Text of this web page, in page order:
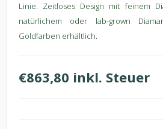
Linie. Zeitloses Design mit feinem
natürlichem oder lab-grown
Goldfarben erhältlich.
€863,80 inkl. Steuer